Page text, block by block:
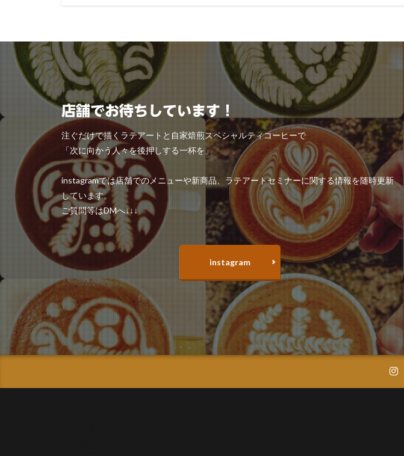
店舗でお待ちしています！
注ぐだけで描くラテアートと自家焙煎スペシャルティコーヒーで
「次に向かう人々を後押しする一杯を」
instagramでは店舗でのメニューや新商品、ラテアートセミナーに関する情報を随時更新
しています。
ご質問等はDMへ↓↓↓
instagram